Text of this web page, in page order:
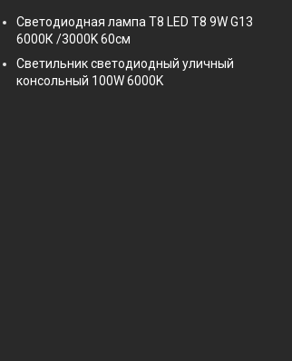
Светодиодная лампа Т8 LED T8 9W G13
6000К /3000K 60см
Светильник светодиодный уличный
консольный 100W 6000K